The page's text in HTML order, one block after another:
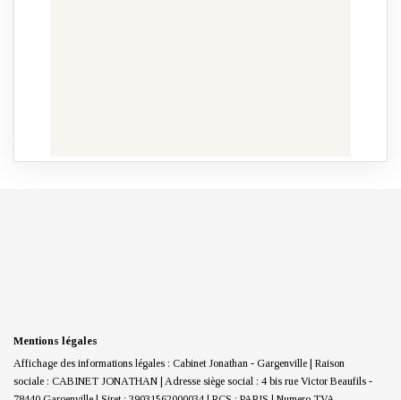
Mentions légales
Affichage des informations légales : Cabinet Jonathan - Gargenville | Raison
sociale : CABINET JONATHAN | Adresse siège social : 4 bis rue Victor Beaufils -